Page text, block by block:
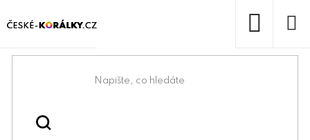
na
Domů
Bižuterní komponenty